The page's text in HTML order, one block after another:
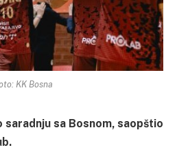
KK Bosna
sa Bosnom, saopštio